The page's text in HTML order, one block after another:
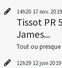
14h20 17 nov. 2019
Tissot PR
James...
Tout ou presque
12h29 12 juin 2019